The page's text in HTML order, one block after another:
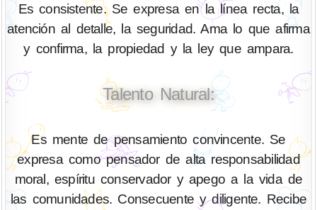
Es consistente. Se expresa en la línea recta, la
atención al detalle, la seguridad. Ama lo que afirma
y confirma, la propiedad y la ley que ampara.
Talento Natural:
Es mente de pensamiento convincente. Se
expresa como pensador de alta responsabilidad
moral, espíritu conservador y apego a la vida de
las comunidades. Consecuente y diligente. Recibe